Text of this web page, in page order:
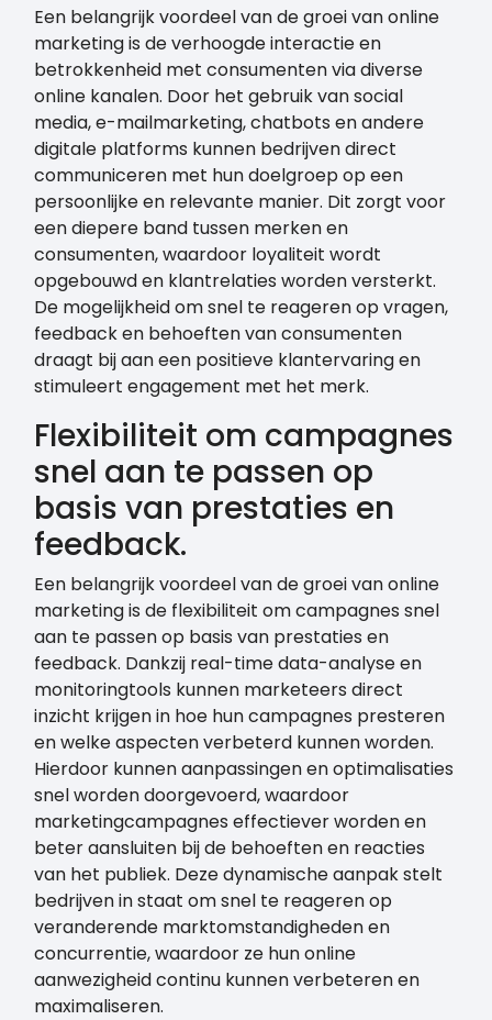
Een belangrijk voordeel van de groei van online
marketing is de verhoogde interactie en
betrokkenheid met consumenten via diverse
online kanalen. Door het gebruik van social
media, e-mailmarketing, chatbots en andere
digitale platforms kunnen bedrijven direct
communiceren met hun doelgroep op een
persoonlijke en relevante manier. Dit zorgt voor
een diepere band tussen merken en
consumenten, waardoor loyaliteit wordt
opgebouwd en klantrelaties worden versterkt.
De mogelijkheid om snel te reageren op vragen,
feedback en behoeften van consumenten
draagt bij aan een positieve klantervaring en
stimuleert engagement met het merk.
Flexibiliteit om campagnes
snel aan te passen op
basis van prestaties en
feedback.
Een belangrijk voordeel van de groei van online
marketing is de flexibiliteit om campagnes snel
aan te passen op basis van prestaties en
feedback. Dankzij real-time data-analyse en
monitoringtools kunnen marketeers direct
inzicht krijgen in hoe hun campagnes presteren
en welke aspecten verbeterd kunnen worden.
Hierdoor kunnen aanpassingen en optimalisaties
snel worden doorgevoerd, waardoor
marketingcampagnes effectiever worden en
beter aansluiten bij de behoeften en reacties
van het publiek. Deze dynamische aanpak stelt
bedrijven in staat om snel te reageren op
veranderende marktomstandigheden en
concurrentie, waardoor ze hun online
aanwezigheid continu kunnen verbeteren en
maximaliseren.